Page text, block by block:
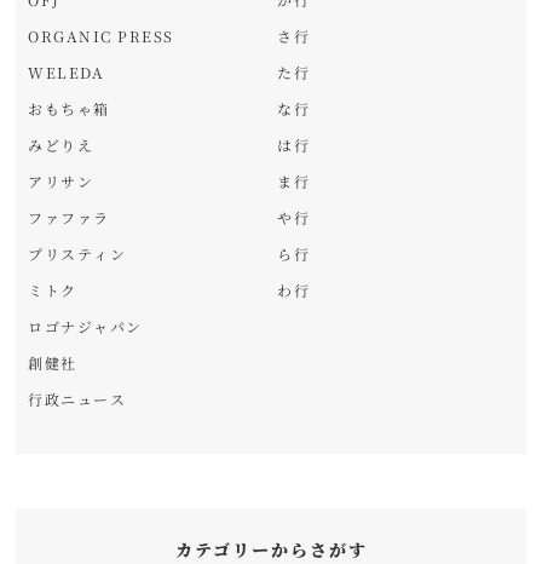
ORGANIC PRESS
WELEDA
おもちゃ箱
みどりえ
アリサン
ファファラ
プリスティン
ミトク
ロゴナジャパン
創健社
行政ニュース
さ行
た行
な行
は行
ま行
や行
ら行
わ行
カテゴリーからさがす